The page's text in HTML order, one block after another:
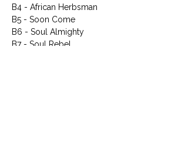
B4 - African Herbsman
B5 - Soon Come
B6 - Soul Almighty
B7 - Soul Rebel